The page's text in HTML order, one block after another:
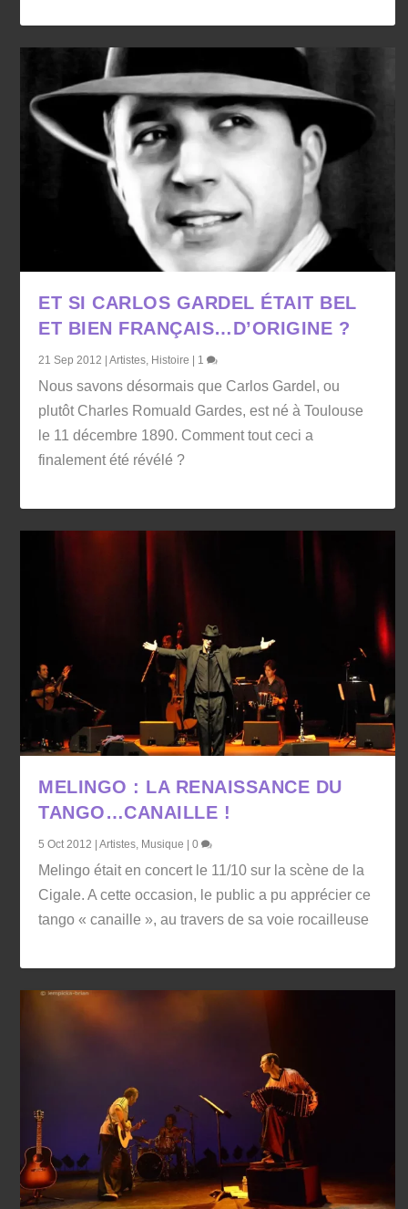
ET SI CARLOS GARDEL ÉTAIT BEL
ET BIEN FRANÇAIS…D’ORIGINE ?
21 Sep 2012 |Artistes, Histoire 1
Nous savons désormais que Carlos Gardel, ou
plutôt Charles Romuald Gardes, est né à Toulouse
le 11 décembre 1890. Comment tout ceci a
finalement été révélé ?
MELINGO : LA RENAISSANCE DU
TANGO…CANAILLE !
5 Oct 2012 |Artistes, Musique |0
Melingo était en concert le 11/10 sur la scène de la
Cigale. A cette occasion, le public a pu apprécier ce
tango « canaille », au travers de sa voie rocailleuse